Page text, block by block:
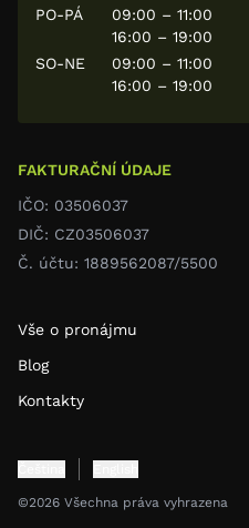
Vše o pronájmu
Blog
Kontakty
FAKTURAČNÍ ÚDAJE
IČO: 03506037
DIČ: CZ03506037
Č. účtu: 1889562087/5500
PO-PÁ
09:00 – 11:00
16:00 – 19:00
SO-NE
09:00 – 11:00
16:00 – 19:00
©2026 Všechna práva vyhrazena